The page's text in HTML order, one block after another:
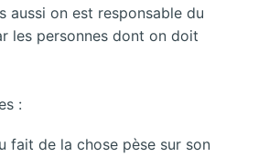
aussi on est responsable du
les personnes dont on doit
:
fait de la chose pèse sur son